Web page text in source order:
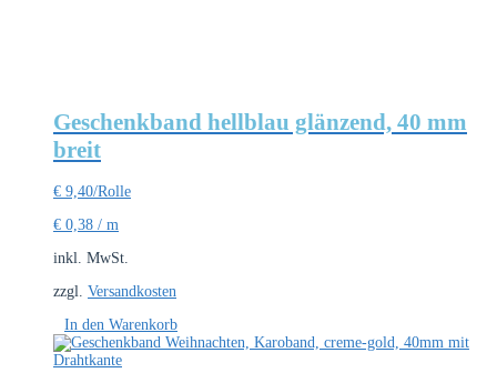
Geschenkband hellblau glänzend, 40 mm
breit
€ 9,40/Rolle
€ 0,38 / m
inkl. MwSt.
zzgl. Versandkosten
In den Warenkorb